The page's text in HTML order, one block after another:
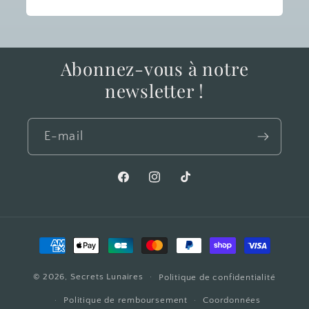
Abonnez-vous à notre
newsletter !
E-mail
FacebookInstagramTikTok
Moyens
de
paiement
© 2026, Secrets Lunaires Politique de confidentialité
Politique de remboursement Coordonnées